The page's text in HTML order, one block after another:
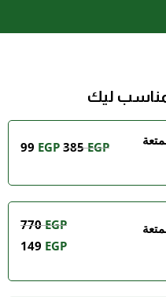
ليك
385EGP
99 EGP
770EGP
149 EGP